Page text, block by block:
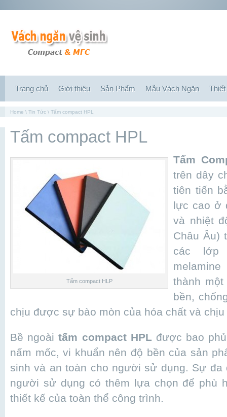
Trang chủ Giới thiệu Sản Phẩm Mẫu Vách Ngăn
Home \ Tin Tức \ Tấm compact HPL
Tấm compact HPL
Tấm compact HLP
Tấm
trên dây
tiên tiến
lực cao ở
và nhiệt
Châu Âu)
các lớp
thành
bền,
chịu được sự bào mòn của hóa chất và
Bề ngoàitấm compact HPL được bao
nấm mốc, vi khuẩn nên độ bền của sản
sinh và an toàn cho người sử dụng. Sự đa
người sử dụng có thêm lựa chọn để phù
thiết kế của toàn thể công trình.